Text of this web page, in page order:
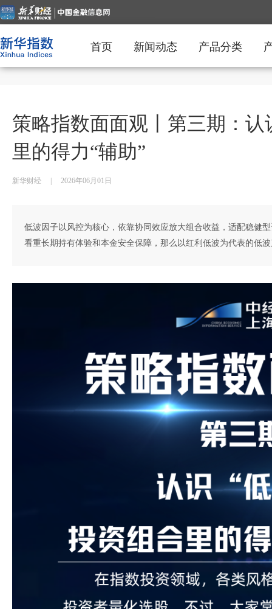
首页 新闻动态 产品分类
策略指数面面观丨第三期：
里的得力“辅助”
新华财经 2026年06月01日
低波因子以风控为核心，依靠协同效应放大组合收益，适配稳健
看重长期持有体验和本金安全保障，那么以红利低波为代表的低